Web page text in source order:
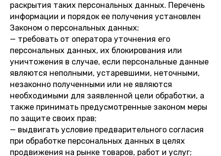
раскрытия таких персональных данных. Перечень
информации и порядок ее получения установлен
Законом о персональных данных;
— требовать от оператора уточнения его
персональных данных, их блокирования или
уничтожения в случае, если персональные данные
являются неполными, устаревшими, неточными,
незаконно полученными или не являются
необходимыми для заявленной цели обработки, а
также принимать предусмотренные законом меры
по защите своих прав;
— выдвигать условие предварительного согласия
при обработке персональных данных в целях
продвижения на рынке товаров, работ и услуг;